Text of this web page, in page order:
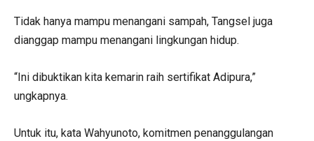
Tidak hanya mampu menangani sampah, Tangsel juga
dianggap mampu menangani lingkungan hidup.
“Ini dibuktikan kita kemarin raih sertifikat Adipura,”
ungkapnya.
Untuk itu, kata Wahyunoto, komitmen penanggulangan